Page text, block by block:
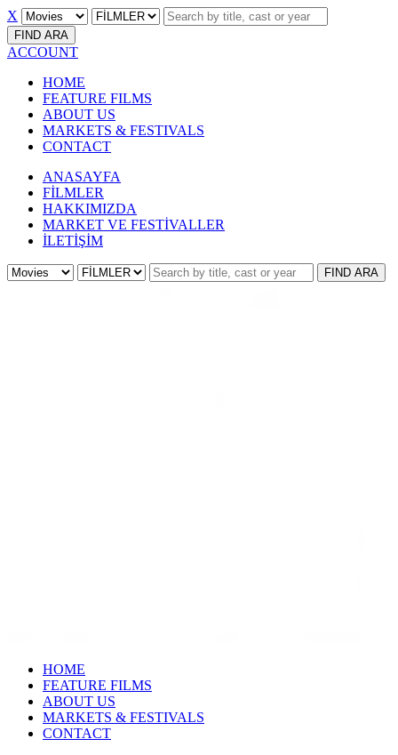
X
FIND ARA
ACCOUNT
HOME
FEATURE FILMS
ABOUT US
MARKETS & FESTIVALS
CONTACT
ANASAYFA
FİLMLER
HAKKIMIZDA
MARKET VE FESTİVALLER
İLETİŞİM
FIND ARA
HOME
FEATURE FILMS
ABOUT US
MARKETS & FESTIVALS
CONTACT